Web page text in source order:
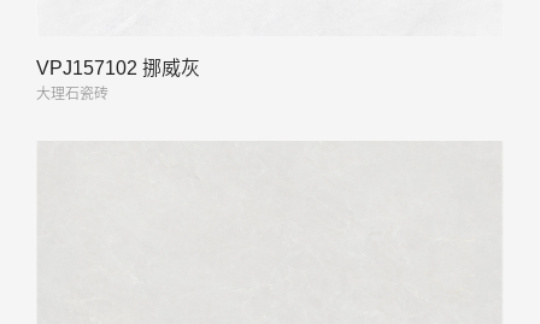
VPJ157102 挪威灰
大理石瓷砖